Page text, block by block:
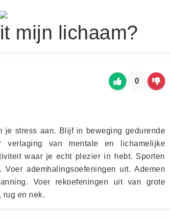
mijn lichaam?
0
je stress aan. Blijf in beweging gedurende
verlaging van mentale en lichamelijke
waar je echt plezier in hebt. Sporten
Voer ademhalingsoefeningen uit. Ademen
Voer rekoefeningen uit van grote
rug en nek.